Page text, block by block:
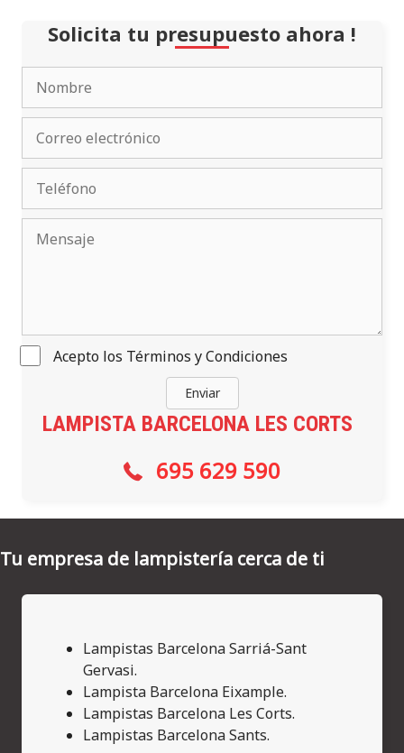
Solicita tu presupuesto ahora !
Acepto los Términos y Condiciones
Enviar
LAMPISTA BARCELONA LES CORTS
695 629 590
Tu empresa de lampistería cerca de ti
Lampistas Barcelona Sarriá-Sant
Gervasi.
Lampista Barcelona Eixample.
Lampistas Barcelona Les Corts.
Lampistas Barcelona Sants.